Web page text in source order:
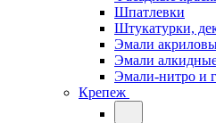
Шпатлевки
Штукатурки,
Эмали
Эмали
Эмали-нитро и
Крепеж